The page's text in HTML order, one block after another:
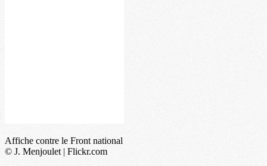
Affiche contre le Front national
© J. Menjoulet | Flickr.com